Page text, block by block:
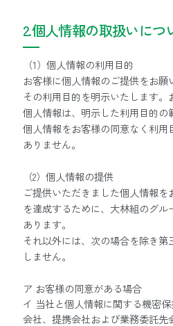
2.個人情報の取扱いにつ
（1）個人情報の利用目的
お客様に個人情報のご提供をお
その利用目的を明示いたします
個人情報は、明示した利用目的の
個人情報をお客様の同意なく利用
ありません。
（2）個人情報の提供
ご提供いただきました個人情報
を達成するために、大林組のグ
あります。
それ以外には、次の場合を除き
しません。
ア お客様の同意がある場合
イ 当社と個人情報に関する機密
会社、提携会社および業務委託先